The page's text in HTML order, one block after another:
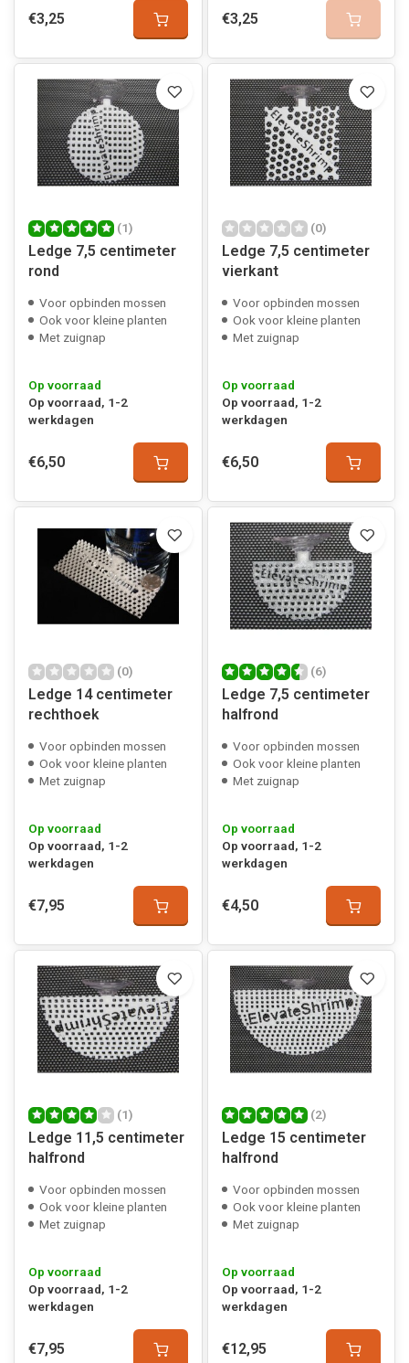
€3,25 €3,25
(1)
Ledge 7,5 centimeter
rond
Voor opbinden mossen
Ook voor kleine planten
Met zuignap
Op voorraad
Op voorraad, 1-2
werkdagen
€6,50
(0)
Ledge 7,5 centimeter
vierkant
Voor opbinden mossen
Ook voor kleine planten
Met zuignap
Op voorraad
Op voorraad, 1-2
werkdagen
€6,50
(0)
Ledge 14 centimeter
rechthoek
Voor opbinden mossen
Ook voor kleine planten
Met zuignap
Op voorraad
Op voorraad, 1-2
werkdagen
€7,95
(6)
Ledge 7,5 centimeter
halfrond
Voor opbinden mossen
Ook voor kleine planten
Met zuignap
Op voorraad
Op voorraad, 1-2
werkdagen
€4,50
(1)
Ledge 11,5 centimeter
halfrond
Voor opbinden mossen
Ook voor kleine planten
Met zuignap
Op voorraad
Op voorraad, 1-2
werkdagen
€7,95
(2)
Ledge 15 centimeter
halfrond
Voor opbinden mossen
Ook voor kleine planten
Met zuignap
Op voorraad
Op voorraad, 1-2
werkdagen
€12,95